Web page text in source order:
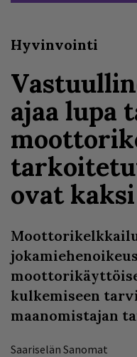
Hyvinvointi
ajaa lupa
ovat
kulkemiseen
maanomistajan
Saariselän Sanomat